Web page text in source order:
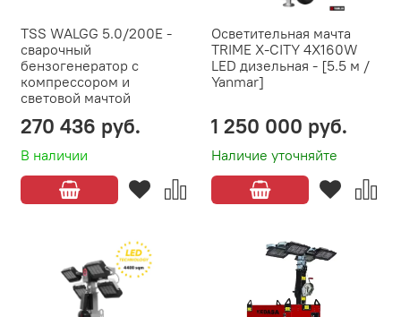
TSS WALGG 5.0/200E -
сварочный
бензогенератор с
компрессором и
световой мачтой
В наличии
270 436 руб.
Осветительная мачта
TRIME X-CITY 4X160W
LED дизельная - [5.5 м /
Yanmar]
Наличие уточняйте
1 250 000 руб.